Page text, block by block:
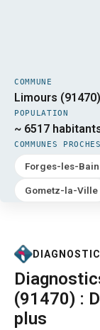
COMMUNE
Limours (91470)
POPULATION
~ 6517
COMMUNES
Forges-les-
Gometz-la-Ville
(91470) :
plus